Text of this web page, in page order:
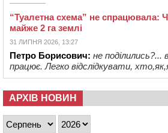
“Туалетна схема” не спрацювала:
майже 2 га землі
31 ЛИПНЯ 2026, 13:27
Петро Борисович: не поділились?...
працює. Легко відслідкувати,
АРХІВ НОВИН